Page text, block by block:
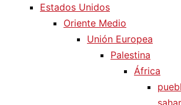
Estados Unidos
Oriente Medio
Unión Europea
Palestina
África